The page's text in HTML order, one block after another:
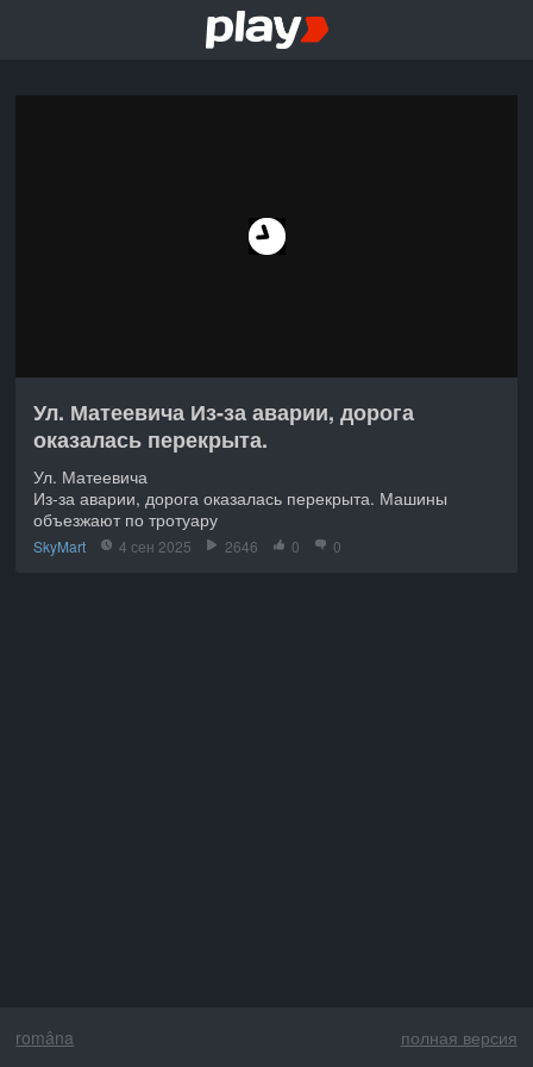
Ул. Матеевича Из-за аварии, дорога
оказалась перекрыта.
Ул. Матеевича
Из-за аварии, дорога оказалась перекрыта. Машины
объезжают по тротуару
SkyMart 4 сен 2025 2646 0 0
româna полная версия